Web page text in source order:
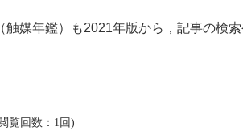
媒年鑑）も2021年版から，記事の検
覧回数：1回)